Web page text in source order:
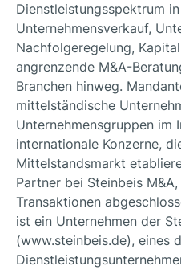
Dienstleistungsspektrum
Unternehmensverkauf,
Nachfolgeregelung,
angrenzende M&A-
Branchen hinweg.
mittelständische
Unternehmensgruppen im
internationale Konzerne,
Mittelstandsmarkt
Partner bei Steinbeis
Transaktionen
ist ein Unternehmen der
(www.steinbeis.de), eines